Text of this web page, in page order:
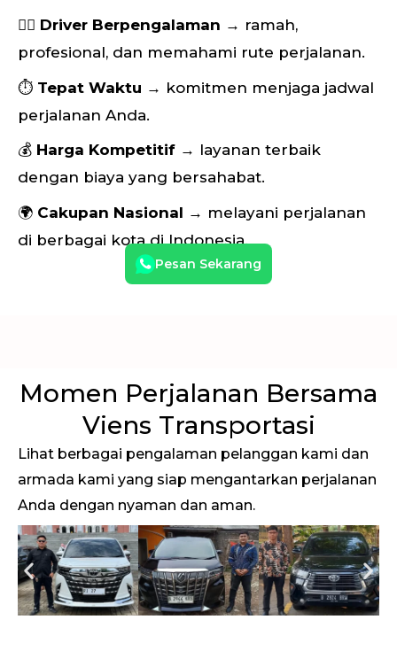
👨‍✈️ Driver Berpengalaman → ramah,
profesional, dan memahami rute perjalanan.
⏱ Tepat Waktu → komitmen menjaga jadwal
perjalanan Anda.
💰 Harga Kompetitif → layanan terbaik
dengan biaya yang bersahabat.
🌍 Cakupan Nasional → melayani perjalanan
di berbagai kota di Indonesia.
Pesan Sekarang
Momen Perjalanan Bersama
Viens Transportasi
Lihat berbagai pengalaman pelanggan kami dan
armada kami yang siap mengantarkan perjalanan
Anda dengan nyaman dan aman.